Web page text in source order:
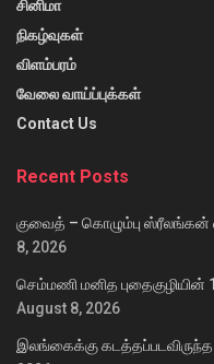
சினிமா
நிகழ்வுகள்
விளம்பரம்
வேலை வாய்ப்புக்கள்
Contact Us
Recent Posts
குவைத் – கொழும்பு
8, 2026
செம்மணி மனித
August 8, 2026
இலங்கைக்கு கடத்தப்படவிருந்த